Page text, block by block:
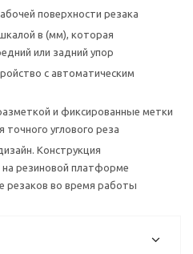
поверхности резака
в (мм), которая
или задний упор
с автоматическим
и фиксированные метки
точного углового реза
Конструкция
на резиновой платформе
резаков во время работы